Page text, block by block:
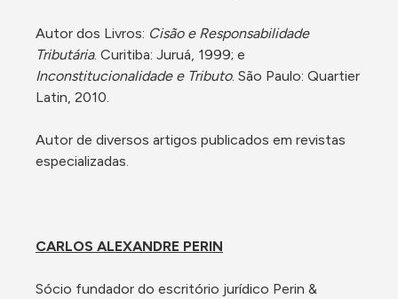
Autor dos Livros: Cisão e Responsabilidade
Tributária
Inconstitucionalidade e Tributo. São Paulo: Quartier
Latin, 2010.
Autor de diversos artigos publicados em revistas
especializadas.
CARLOS ALEXANDRE PERIN
Sócio fundador do escritório jurídico Perin &